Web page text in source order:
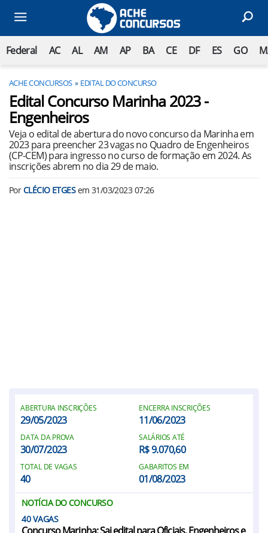
Federal AC AL AM AP BA CE DF ES GO
ACHE CONCURSOS EDITAL DO CONCURSO
Edital Concurso Marinha 2023 -
Engenheiros
Veja o edital de abertura do novo concurso da Marinha em
2023 para preencher 23 vagas no Quadro de Engenheiros
(CP-CEM) para ingresso no curso de formação em 2024. As
inscrições abrem no dia 29 de maio.
PorCLÉCIO ETGESem 31/03/2023 07:26
ABERTURA INSCRIÇÕES
29/05/2023
ENCERRA INSCRIÇÕES
11/06/2023
DATA DA PROVA
30/07/2023
SALÁRIOS ATÉ
R$ 9.070,60
TOTAL DE VAGAS
40
GABARITOS EM
01/08/2023
NOTÍCIA DO CONCURSO
40